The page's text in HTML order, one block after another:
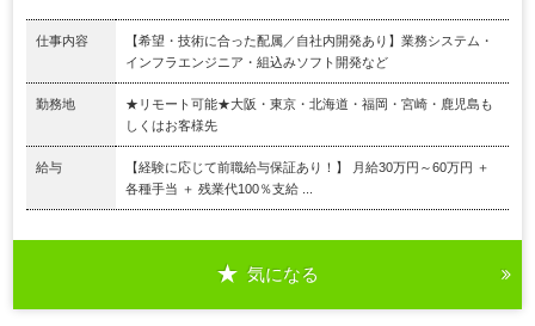
仕事内容
【希望・技術に合った配属／自社内開発あり】業務システム・
インフラエンジニア・組込みソフト開発など
勤務地
★リモート可能★大阪・東京・北海道・福岡・宮崎・鹿児島も
しくはお客様先
給与
【経験に応じて前職給与保証あり！】 月給30万円～60万円 ＋
各種手当 ＋ 残業代100％支給 ...
気になる